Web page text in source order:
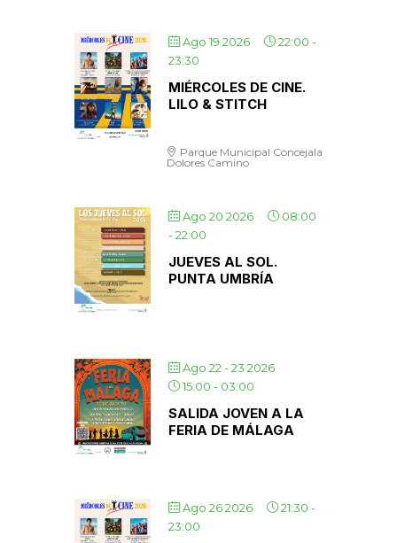
Ago 19 2026 22:00 -
23:30
MIÉRCOLES DE CINE.
LILO & STITCH
Parque Municipal Concejala
Dolores Camino
Ago 20 2026
08:00
-22:00
JUEVES AL SOL.
PUNTA UMBRÍA
Ago 22 - 23 2026
15:00 - 03:00
SALIDA JOVEN A LA
FERIA DE MÁLAGA
Ago 26 2026 21:30 -
23:00